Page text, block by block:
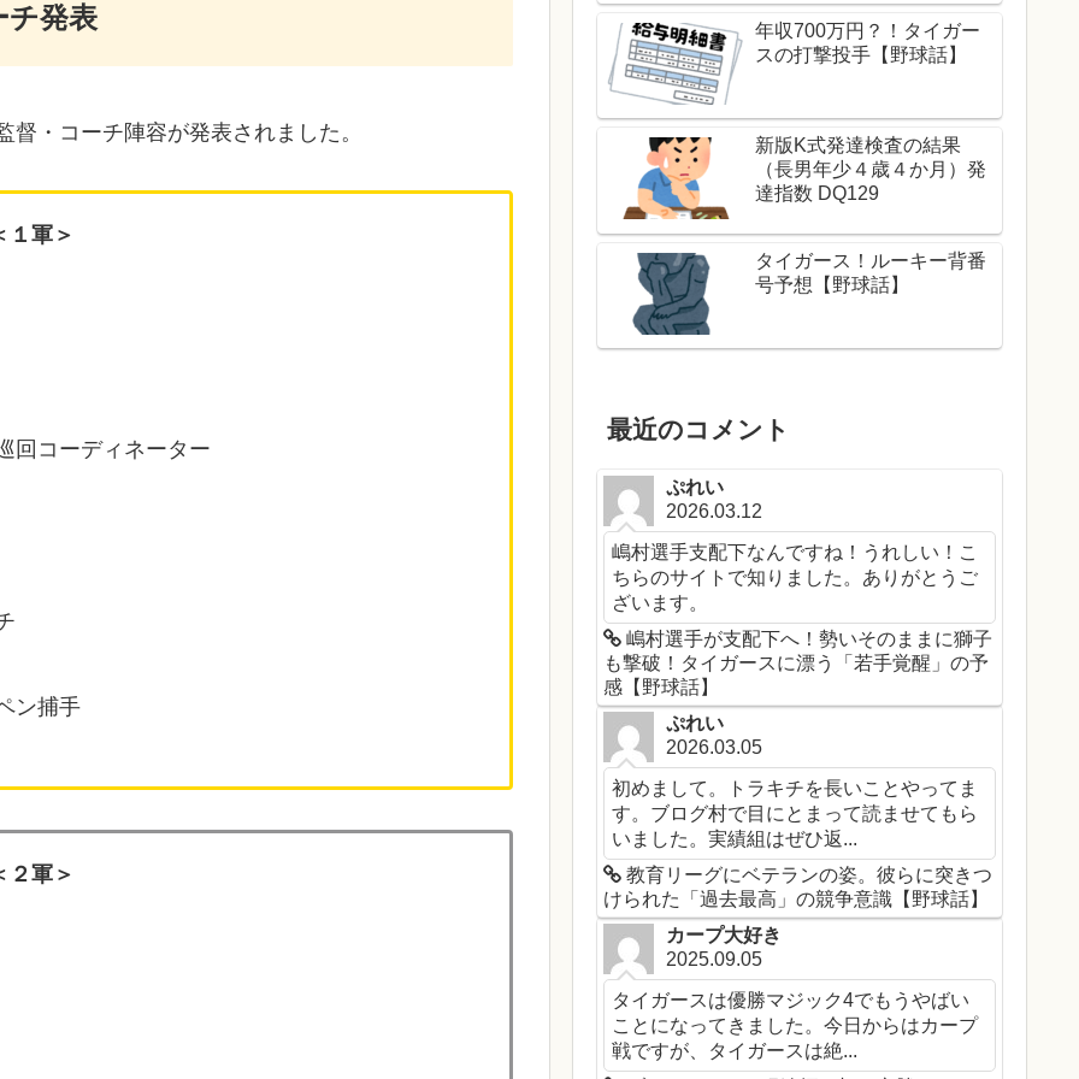
チ発表
・コーチ陣容が発表されました。
１軍＞
回コーディネーター
ン捕手
２軍＞
年収700万円？！タイガー
スの打撃投手【野球話】
新版K式発達検査の結果
（長男年少４歳４か月）発
達指数 DQ129
タイガース！ルーキー背番
号予想【野球話】
最近のコメント
ぷれい
2026.03.12
嶋村選手支配下なんですね！うれしい！こ
ちらのサイトで知りました。ありがとうご
ざいます。
嶋村選手が支配下へ！勢いそのままに獅子
も撃破！タイガースに漂う「若手覚醒」の予
感【野球話】
ぷれい
2026.03.05
初めまして。トラキチを長いことやってま
す。ブログ村で目にとまって読ませてもら
いました。実績組はぜひ返...
教育リーグにベテランの姿。彼らに突きつ
けられた「過去最高」の競争意識【野球話】
カープ大好き
2025.09.05
タイガースは優勝マジック4でもうやばい
ことになってきました。今日からはカープ
戦ですが、タイガースは絶...